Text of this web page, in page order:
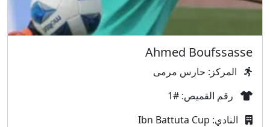
Ahmed Boufssasse
المركز: حارس مرمى
رقم القميص: #1
النادي: Ibn Battuta Cup